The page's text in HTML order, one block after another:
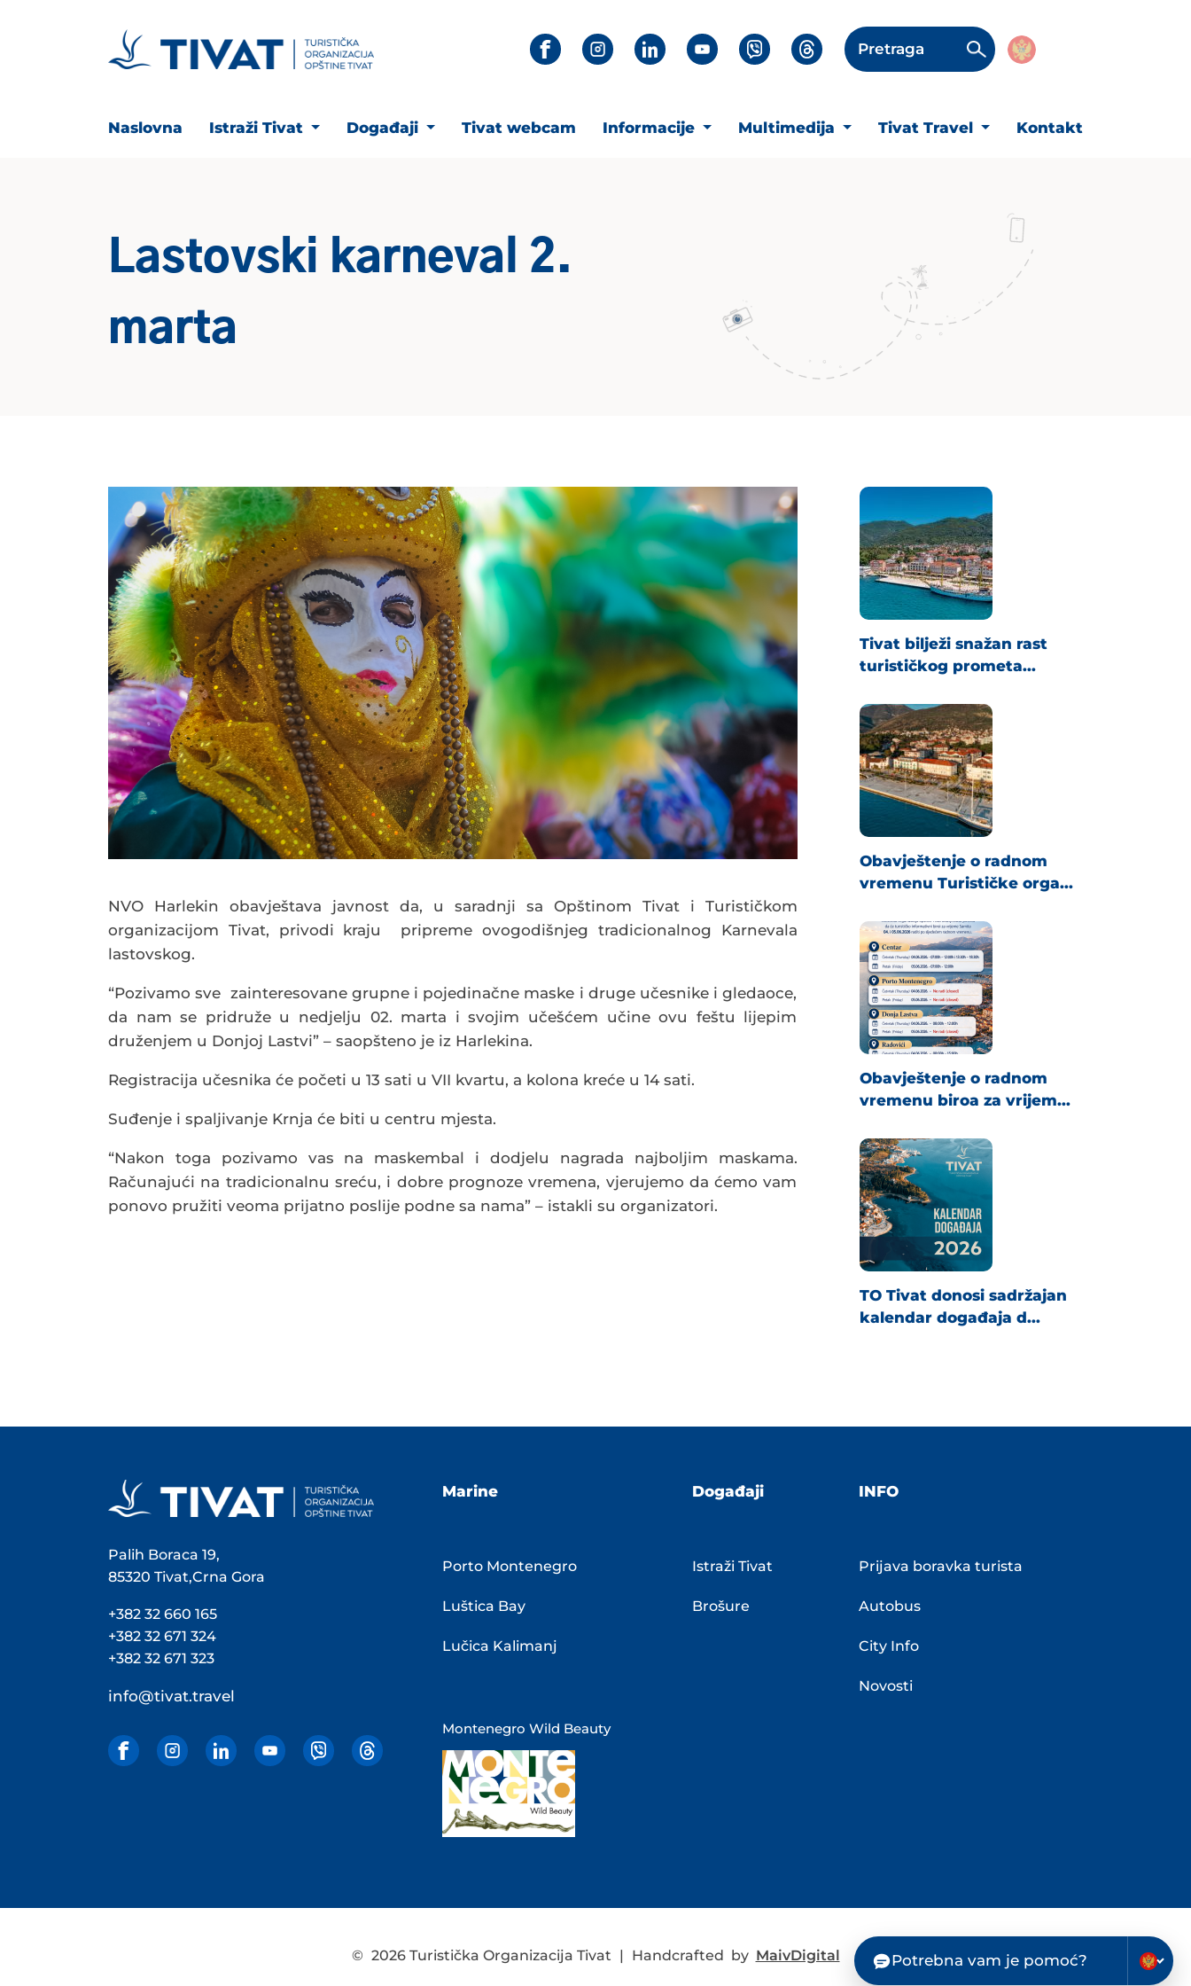
Pretraga
Naslovna Istraži Tivat Događaji Tivat webcam Informacije Multimedija Tivat Travel Kontakt
Lastovski karneval 2.
marta
NVO Harlekin obavještava javnost da, u saradnji sa Opštinom Tivat i Turističkom
organizacijom Tivat, privodi kraju pripreme ovogodišnjeg tradicionalnog Karnevala
lastovskog.
“Pozivamo sve zainteresovane grupne i pojedinačne maske i druge učesnike i gledaoce,
da nam se pridruže u nedjelju 02. marta i svojim učešćem učine ovu feštu lijepim
druženjem u Donjoj Lastvi” – saopšteno je iz Harlekina.
Registracija učesnika će početi u 13 sati u VII kvartu, a kolona kreće u 14 sati.
Suđenje i spaljivanje Krnja će biti u centru mjesta.
“Nakon toga pozivamo vas na maskembal i dodjelu nagrada najboljim maskama.
Računajući na tradicionalnu sreću, i dobre prognoze vremena, vjerujemo da ćemo vam
ponovo pružiti veoma prijatno poslije podne sa nama” – istakli su organizatori.
Tivat bilježi snažan rast
turističkog prometa...
Obavještenje o radnom
vremenu Turističke orga...
Obavještenje o radnom
vremenu biroa za vrijem...
TO Tivat donosi sadržajan
kalendar događaja d...
Palih Boraca 19,
85320 Tivat,Crna Gora
+382 32 660 165
+382 32 671 324
+382 32 671 323
info@tivat.travel
Marine
Porto Montenegro
Luštica Bay
Lučica Kalimanj
Montenegro Wild Beauty
Događaji
Istraži Tivat
Brošure
INFO
Prijava boravka turista
Autobus
City Info
Novosti
© 2026 Turistička Organizacija Tivat Handcrafted by MaivDigital Potrebna vam je pomoć?